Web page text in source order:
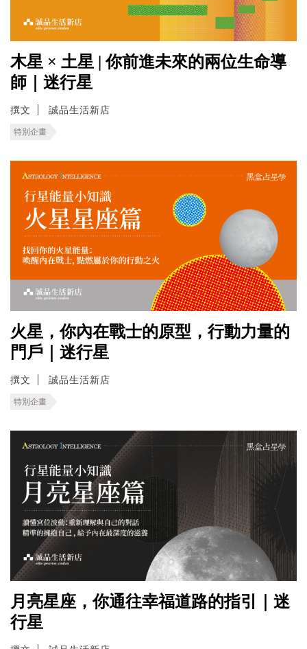
木星 × 土星 | 你前進未來的兩位生命導
師｜迷行星
撰文 誠品生活新店
特別企畫
火星，你內在戰士的原型，行動力量的
門戶｜迷行星
撰文 誠品生活新店
特別企畫
月亮星座，你通往幸福道路的指引｜迷
行星